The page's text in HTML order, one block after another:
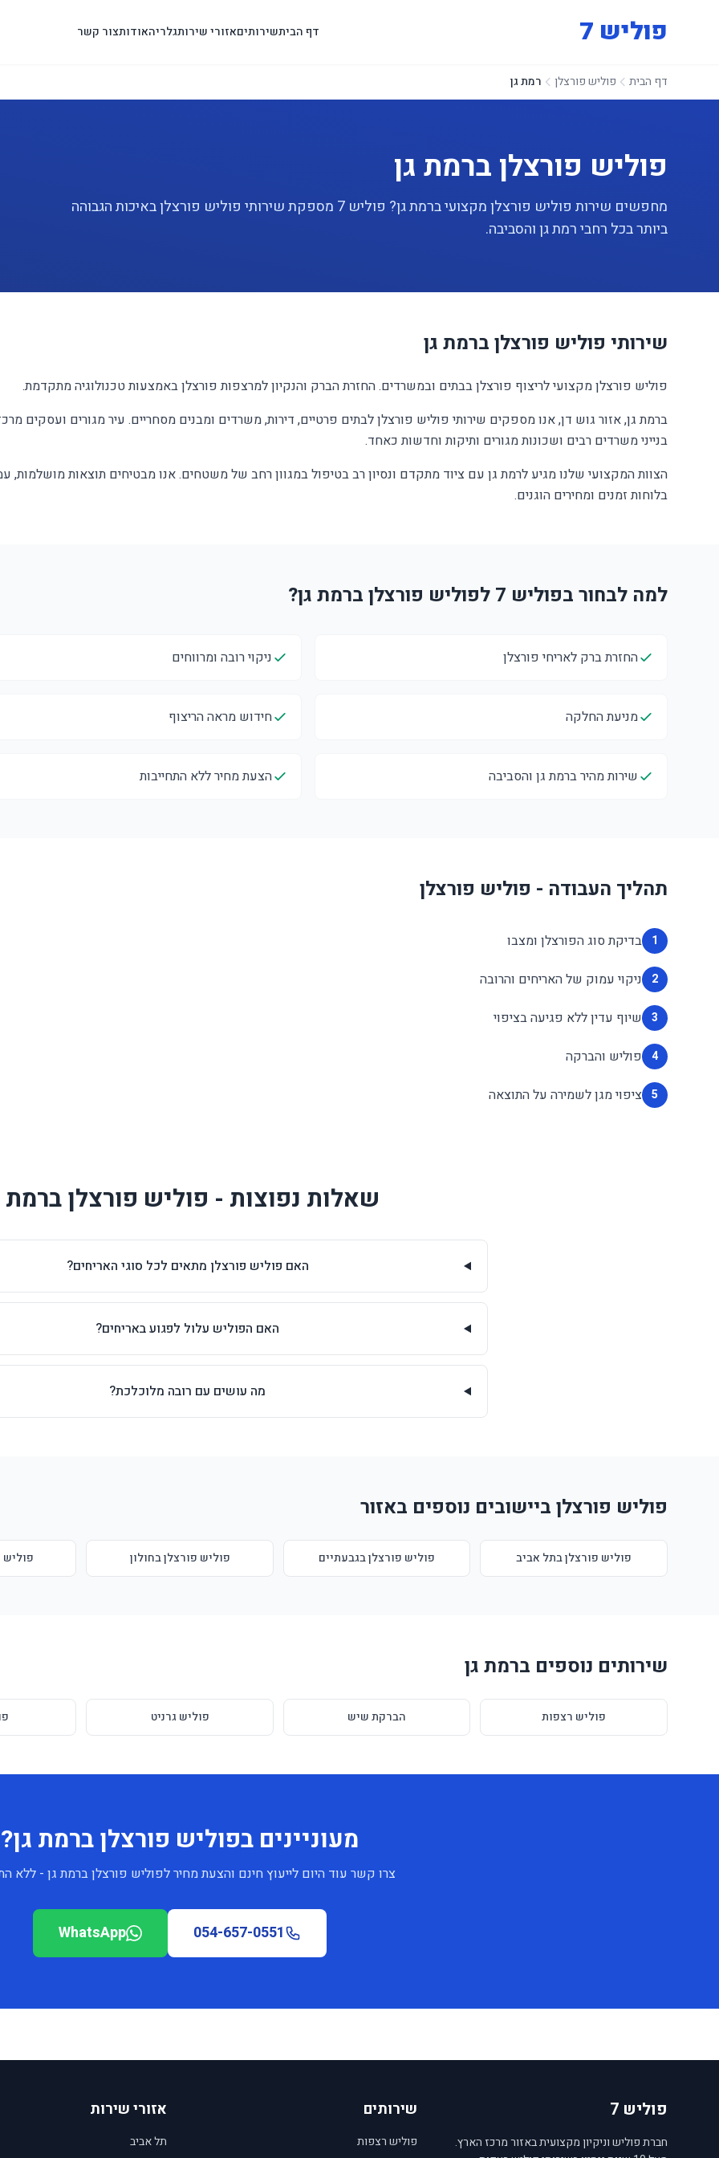
פוליש 7 דף הביתשירותיםאזורי שירותגלריהאודותצור קשר
דף הבית פוליש פורצלן רמת גן
פוליש פורצלן ברמת גן
מחפשים שירות פוליש פורצלן מקצועי ברמת גן? פוליש 7 מספקת שירותי פוליש פורצלן באיכות הגבוהה
ביותר בכל רחבי רמת גן והסביבה.
שירותי פוליש פורצלן ברמת גן
פוליש פורצלן מקצועי לריצוף פורצלן בבתים ובמשרדים. החזרת הברק והנקיון למרצפות פורצלן באמצעות טכנולוגיה מתקדמת.
ברמת גן, אזור גוש דן, אנו מספקים שירותי פוליש פורצלן לבתים פרטיים, דירות, משרדים ומבנים מסחריים. עיר מגורים ועסקים
בנייני משרדים רבים ושכונות מגורים ותיקות וחדשות כאחד.
הצוות המקצועי שלנו מגיע לרמת גן עם ציוד מתקדם ונסיון רב בטיפול במגוון רחב של משטחים. אנו מבטיחים תוצאות מושלמות,
בלוחות זמנים ומחירים הוגנים.
למה לבחור בפוליש 7 לפוליש פורצלן ברמת גן?
החזרת ברק לאריחי פורצלן ניקוי רובה ומרווחים
מניעת החלקה חידוש מראה הריצוף
שירות מהיר ברמת גן והסביבה הצעת מחיר ללא התחייבות
תהליך העבודה - פוליש פורצלן
1 בדיקת סוג הפורצלן ומצבו
2 ניקוי עמוק של האריחים והרובה
3 שיוף עדין ללא פגיעה בציפוי
4 פוליש והברקה
5 ציפוי מגן לשמירה על התוצאה
שאלות נפוצות - פוליש פורצלן ברמת
האם פוליש פורצלן מתאים לכל סוגי האריחים?
האם הפוליש עלול לפגוע באריחים?
מה עושים עם רובה מלוכלכת?
פוליש פורצלן ביישובים נוספים באזור
פוליש פורצלן בתל אביב פוליש פורצלן בגבעתיים פוליש פורצלן בחולון פוליש
שירותים נוספים ברמת גן
פוליש רצפות הברקת שיש פוליש גרניט
מעוניינים בפוליש פורצלן ברמת גן?
צרו קשר עוד היום לייעוץ חינם והצעת מחיר לפוליש פורצלן ברמת גן - ללא
054-657-0551
WhatsApp
פוליש 7
חברת פוליש וניקיון מקצועית באזור מרכז הארץ.
שירותים
פוליש רצפות
אזורי שירות
תל אביב